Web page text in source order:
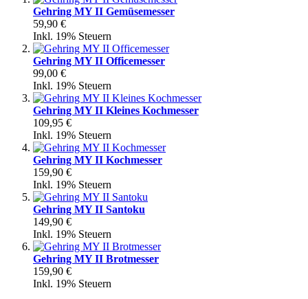
Gehring MY II Gemüsemesser
59,90 €
Inkl. 19% Steuern
Gehring MY II Officemesser
99,00 €
Inkl. 19% Steuern
Gehring MY II Kleines Kochmesser
109,95 €
Inkl. 19% Steuern
Gehring MY II Kochmesser
159,90 €
Inkl. 19% Steuern
Gehring MY II Santoku
149,90 €
Inkl. 19% Steuern
Gehring MY II Brotmesser
159,90 €
Inkl. 19% Steuern